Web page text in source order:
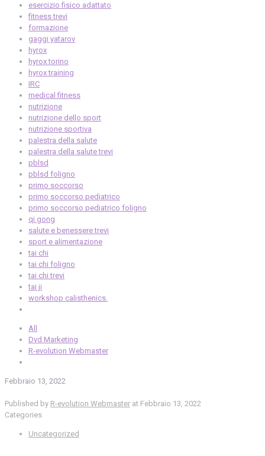
esercizio fisico adattato
fitness trevi
formazione
gaggi yatarov
hyrox
hyrox torino
hyrox training
IRC
medical fitness
nutrizione
nutrizione dello sport
nutrizione sportiva
palestra della salute
palestra della salute trevi
pblsd
pblsd foligno
primo soccorso
primo soccorso pediatrico
primo soccorso pediatrico foligno
qi gong
salute e benessere trevi
sport e alimentazione
tai chi
tai chi foligno
tai chi trevi
tai ji
workshop calisthenics.
All
Dvd Marketing
R-evolution Webmaster
Febbraio 13, 2022
Published by R-evolution Webmaster at Febbraio 13, 2022
Categories
Uncategorized